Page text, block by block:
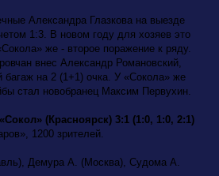
Александра Глазкова на выезде
1:3. В новом году для хозяев это
же - второе поражение к ряду.
внес Александр Романовский,
багаж на 2 (1+1) очка. У «Сокола» же
стал новобранец Максим Первухин.
(Красноярск) 3:1 (1:0, 1:0, 2:1)
1200 зрителей.
Демура А. (Москва), Судома А.